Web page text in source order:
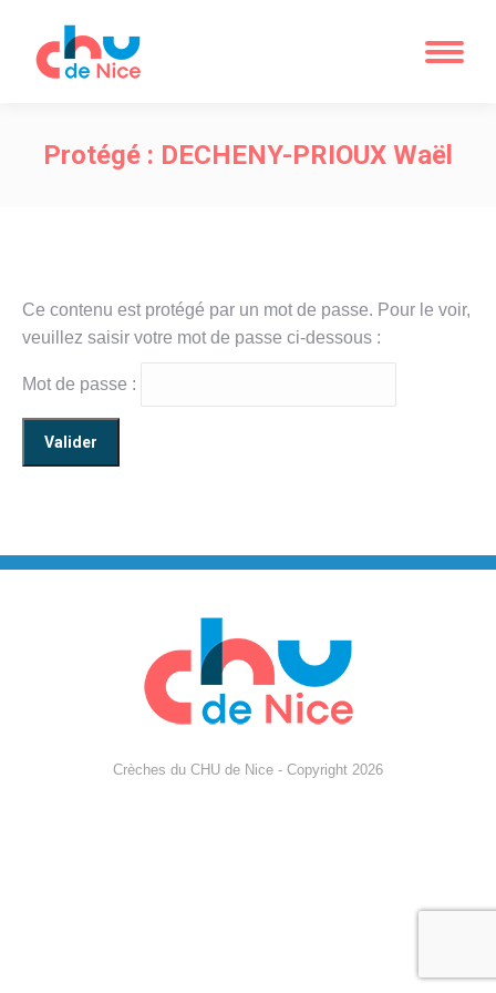
Protégé : DECHENY-PRIOUX Waël
Ce contenu est protégé par un mot de passe. Pour le voir,
veuillez saisir votre mot de passe ci-dessous :
Mot de passe :
Crèches du CHU de Nice - Copyright 2026